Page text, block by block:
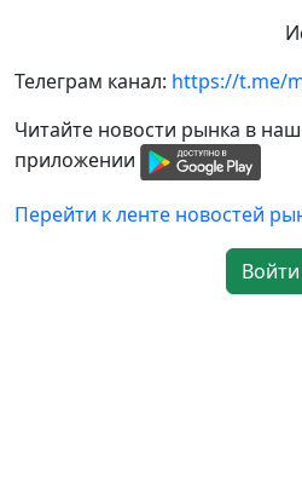
Телеграм канал: https://t.me/
Читайте новости рынка в
приложении
Перейти к ленте новостей
Войти